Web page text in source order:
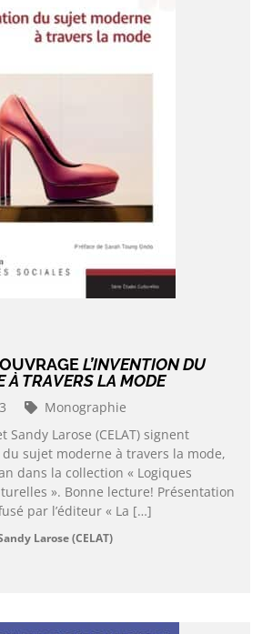
L’INVENTION DU
À TRAVERS LA MODE
Monographie
Sandy Larose (CELAT) signent
du sujet moderne à travers la mode,
dans la collection « Logiques
». Bonne lecture! Présentation
par l’éditeur « La […]
Larose (CELAT)